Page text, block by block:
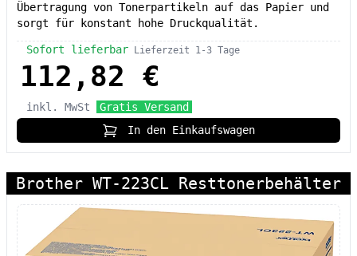
Übertragung von Tonerpartikeln auf das Papier und
sorgt für konstant hohe Druckqualität.
Sofort lieferbar Lieferzeit 1-3 Tage
112,82 €
inkl. MwSt
Gratis Versand
In den Einkaufswagen
Brother WT-223CL Resttonerbehälter